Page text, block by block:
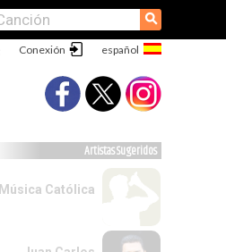
⚲
Conexión
Artistas Sugeridos
Música Católica